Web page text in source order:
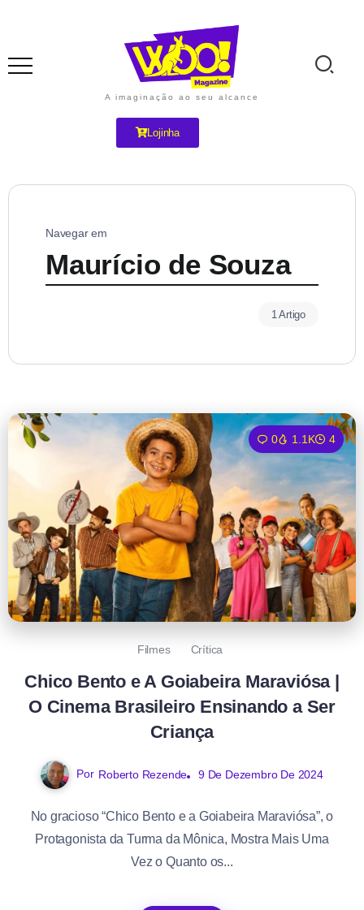
A imaginação ao seu alcance
Lojinha
Navegar em
Maurício de Souza
1 Artigo
0 1.1K 4
Filmes Crítica
Chico Bento e A Goiabeira Maraviósa |
O Cinema Brasileiro Ensinando a Ser
Criança
Por Roberto Rezende 9 De Dezembro De 2024
No gracioso “Chico Bento e a Goiabeira Maraviósa”, o
Protagonista da Turma da Mônica, Mostra Mais Uma
Vez o Quanto os...